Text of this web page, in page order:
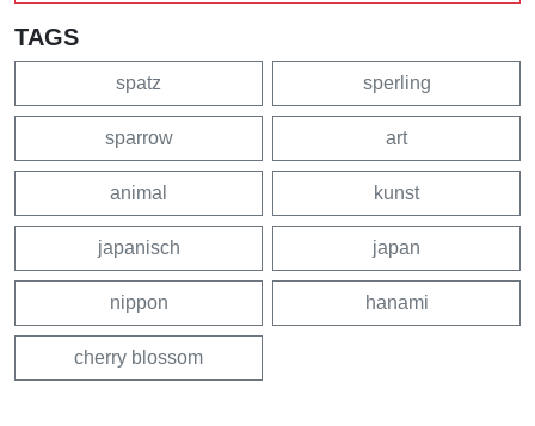
TAGS
spatz sperling
sparrow art
animal kunst
japanisch japan
nippon hanami
cherry blossom